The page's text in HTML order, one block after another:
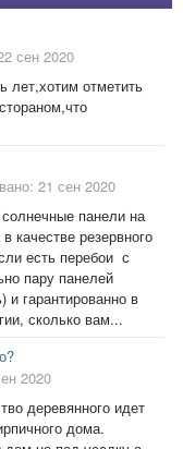
сен 2020
лет,хотим отметить
21 сен 2020
панели на
качестве резервного
есть перебои с
пару панелей
и гарантированно в
сколько вам...
2020
деревянного идет
дома.